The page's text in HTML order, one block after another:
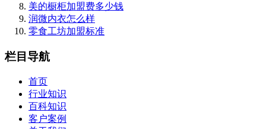
美的橱柜加盟费多少钱
润微内衣怎么样
零食工坊加盟标准
栏目导航
首页
行业知识
百科知识
客户案例